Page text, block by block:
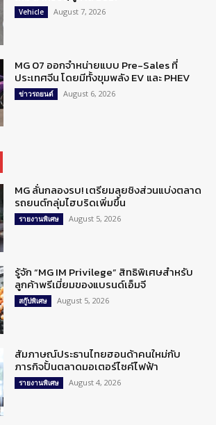
Vehicle August 7, 2026
MG 07 ออกจำหน่ายแบบ Pre-Sales ที่
ประเทศจีน โดยมีทั้งขุมพลัง EV และ PHEV
ข่าวรถยนต์ August 6, 2026
MG ลั่นกลองรบ! เตรียมลุยชิงส่วนแบ่งตลาด
รถยนต์กลุ่มไฮบริดเพิ่มขึ้น
รายงานพิเศษ August 5, 2026
รู้จัก “MG IM Privilege” สิทธิพิเศษสำหรับ
ลูกค้าพรีเมี่ยมของแบรนด์เอ็มจี
สกู๊ปพิเศษ August 5, 2026
สัมภาษณ์ประธานไทยฮอนด้าคนใหม่กับ
ภารกิจปั้นตลาดมอเตอร์ไซค์ไฟฟ้า
รายงานพิเศษ August 4, 2026